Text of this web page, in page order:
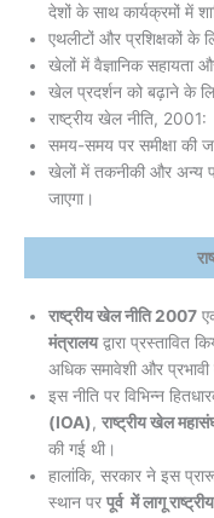
देशों के साथ कार्यक्रमों में
एथलीटों और प्रशिक्षकों के
खेलों में वैज्ञानिक सहायता
खेल प्रदर्शन को बढ़ाने के
राष्ट्रीय खेल नीति, 2001:
समय-समय पर समीक्षा की
खेलों में तकनीकी और अन्य
जाएगा।
राष्ट्रीय खेल नीति 2007
मंत्रालयद्वारा प्रस्तावित
अधिक समावेशी और प्रभावी
इस नीति पर विभिन्न
(IOA), राष्ट्रीय खेल
की गई थी।
हालांकि, सरकार ने इस
स्थान पर पूर्व में लागू